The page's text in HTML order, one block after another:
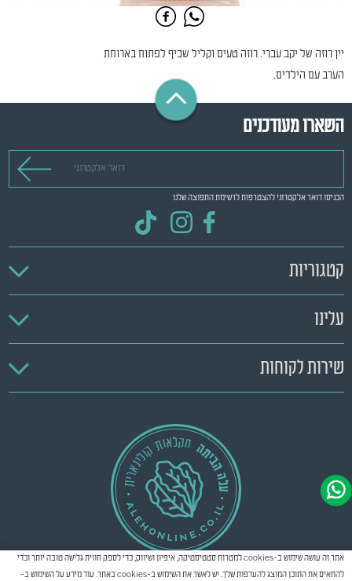
יין רוזה של יקב עברי. רוזה טעים וקליל שכיף לפתוח בארוחת
הערב עם הילדים.
השארו מעודכנים
הכניסו דואר אלקטרוני להצטרפות לרשימת התפוצה שלנו
קטגוריות
עלינו
שירות לקוחות
אתר זה עושה שימוש ב-cookies למטרות סטטיסטיקה, איפיון ושיווק, כדי לספק חווית גלישה טובה יותר וכדי
להתאים את התוכן המוצג להעדפות שלך. יש לאשר את השימוש ב-cookies באתר. עוד מידע על השימוש ב-